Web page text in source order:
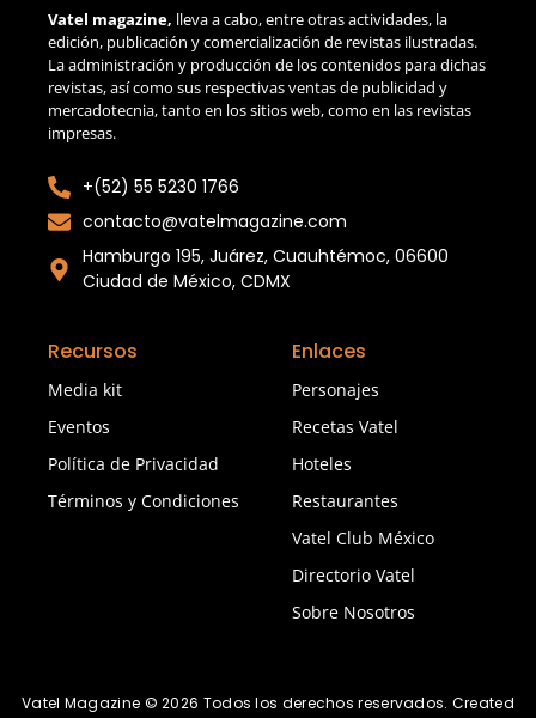
Vatel magazine, lleva a cabo, entre otras actividades, la
edición, publicación y comercialización de revistas ilustradas.
La administración y producción de los contenidos para dichas
revistas, así como sus respectivas ventas de publicidad y
mercadotecnia, tanto en los sitios web, como en las revistas
impresas.
+(52) 55 5230 1766
contacto@vatelmagazine.com
Hamburgo 195, Juárez, Cuauhtémoc, 06600
Ciudad de México, CDMX
Recursos
Media kit
Eventos
Política de Privacidad
Términos y Condiciones
Enlaces
Personajes
Recetas Vatel
Hoteles
Restaurantes
Vatel Club México
Directorio Vatel
Sobre Nosotros
Vatel Magazine © 2026 Todos los derechos reservados. Created